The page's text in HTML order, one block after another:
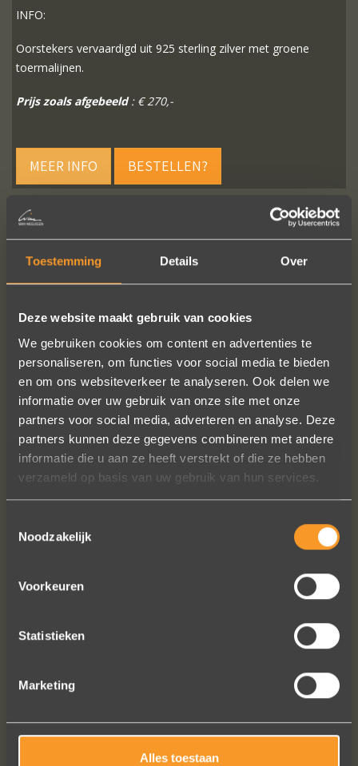
Toestemming Details Over
Deze website maakt gebruik van cookies
We gebruiken cookies om content en advertenties te
personaliseren, om functies voor social media te bieden
en om ons websiteverkeer te analyseren. Ook delen we
informatie over uw gebruik van onze site met onze
partners voor social media, adverteren en analyse. Deze
partners kunnen deze gegevens combineren met andere
informatie die u aan ze heeft verstrekt of die ze hebben
verzameld op basis van uw gebruik van hun services.
Noodzakelijk
Voorkeuren
Statistieken
Marketing
Alles toestaan
INFO:
Oorstekers vervaardigd uit 925 sterling zilver met groene
toermalijnen.
Prijs zoals afgebeeld: € 270,-
MEER INFO BESTELLEN?
VOLG ONS OP SOCIALE MEDIA
In de ban van uw creaties zijn we
bezig met onze derde bestelling (uit
Frankrijk). De ontvangst is altijd zo
vriendelijk, het team reageert snel en
uitstekend advies. We hebben zojuist
een ring laten verstellen en er een
resultaat is werkelijk schitterend. U